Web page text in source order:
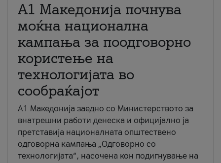
A1 Македонија почнува
моќна национална
кампања за поодговорно
користење на
технологијата во
сообраќајот
A1 Македонија заедно со Министерството за
внатрешни работи денеска и официјално ја
претставија националната општествено
одговорна кампања „Одговорно со
технологијата“, насочена кон подигнување на